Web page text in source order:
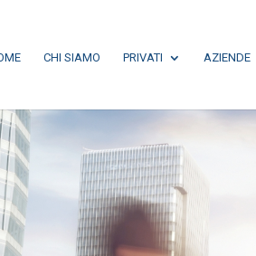
CHI SIAMO PRIVATI AZIENDE